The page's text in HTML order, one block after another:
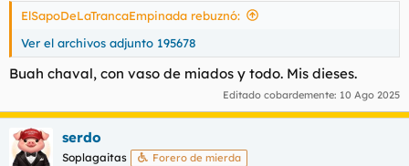
ElSapoDeLaTrancaEmpinada rebuznó:
Ver el archivos adjunto 195678
Buah chaval, con vaso de miados y todo. Mis dieses.
Editado cobardemente: 10 Ago 2025
serdo
Soplagaitas Forero de mierda